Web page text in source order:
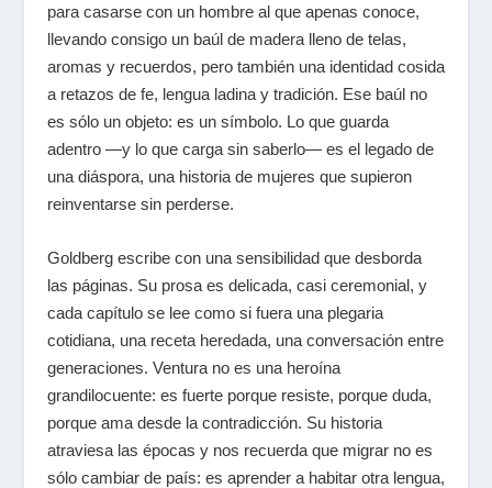
para casarse con un hombre al que apenas conoce,
llevando consigo un baúl de madera lleno de telas,
aromas y recuerdos, pero también una identidad cosida
a retazos de fe, lengua ladina y tradición. Ese baúl no
es sólo un objeto: es un símbolo. Lo que guarda
adentro —y lo que carga sin saberlo— es el legado de
una diáspora, una historia de mujeres que supieron
reinventarse sin perderse.
Goldberg escribe con una sensibilidad que desborda
las páginas. Su prosa es delicada, casi ceremonial, y
cada capítulo se lee como si fuera una plegaria
cotidiana, una receta heredada, una conversación entre
generaciones. Ventura no es una heroína
grandilocuente: es fuerte porque resiste, porque duda,
porque ama desde la contradicción. Su historia
atraviesa las épocas y nos recuerda que migrar no es
sólo cambiar de país: es aprender a habitar otra lengua,